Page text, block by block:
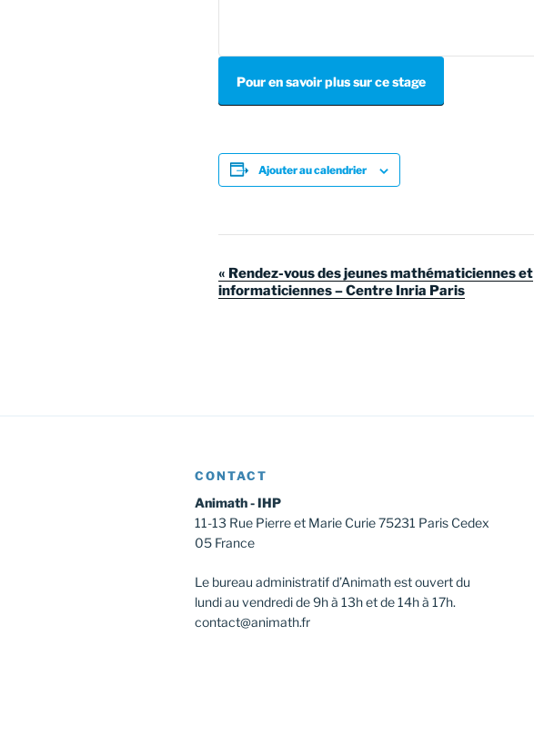
Pour en savoir plus sur ce stage
Ajouter au calendrier
N
a
a
i
o
n
É
v
è
n
« Rendez-vous des jeunes mathématiciennes et
informaticiennes – Centre Inria Paris
CONTACT
Animath - IHP
11-13 Rue Pierre et Marie Curie 75231 Paris Cedex
05 France
Le bureau administratif d’Animath est ouvert du
lundi au vendredi de 9h à 13h et de 14h à 17h.
contact@animath.fr